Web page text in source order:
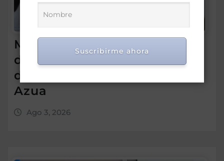
Ministro Víctor Atallah
destaca reducción de 82 %
de los casos de malaria en
Azua
Ago 3, 2026
Suscribirme ahora